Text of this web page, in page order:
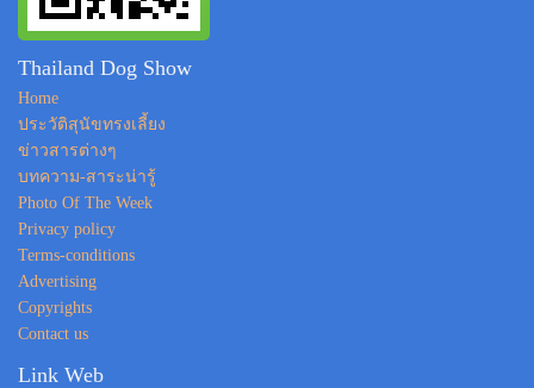
Thailand Dog Show
Home
ประวัติสุนัขทรงเลี้ยง
ข่าวสารต่างๆ
บทความ-สาระน่ารู้
Photo Of The Week
Privacy policy
Terms-conditions
Advertising
Copyrights
Contact us
Link Web